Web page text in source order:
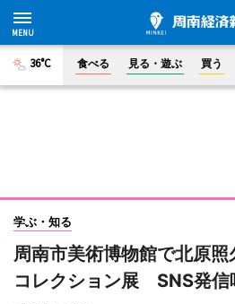
36°C 食べる 見る・遊ぶ 買う
学ぶ・知る
周南市美術博物館で北原
コレクション展 SNS発信